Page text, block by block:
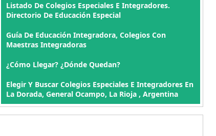
Listado De Colegios Especiales E Integradores.
Directorio De Educación Especial
Guía De Educación Integradora, Colegios Con
Maestras Integradoras
¿Cómo Llegar? ¿Dónde Quedan?
Elegir Y Buscar Colegios Especiales E Integradores En
La Dorada, General Ocampo, La Rioja , Argentina